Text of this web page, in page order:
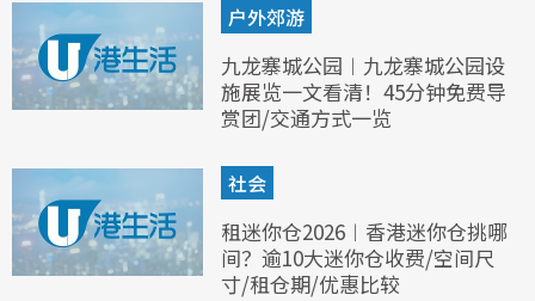
户外郊游
九龙寨城公园︱九龙寨城公园设
施展览一文看清！45分钟免费导
赏团/交通方式一览
社会
租迷你仓2026︱香港迷你仓挑哪
间？逾10大迷你仓收费/空间尺
寸/租仓期/优惠比较